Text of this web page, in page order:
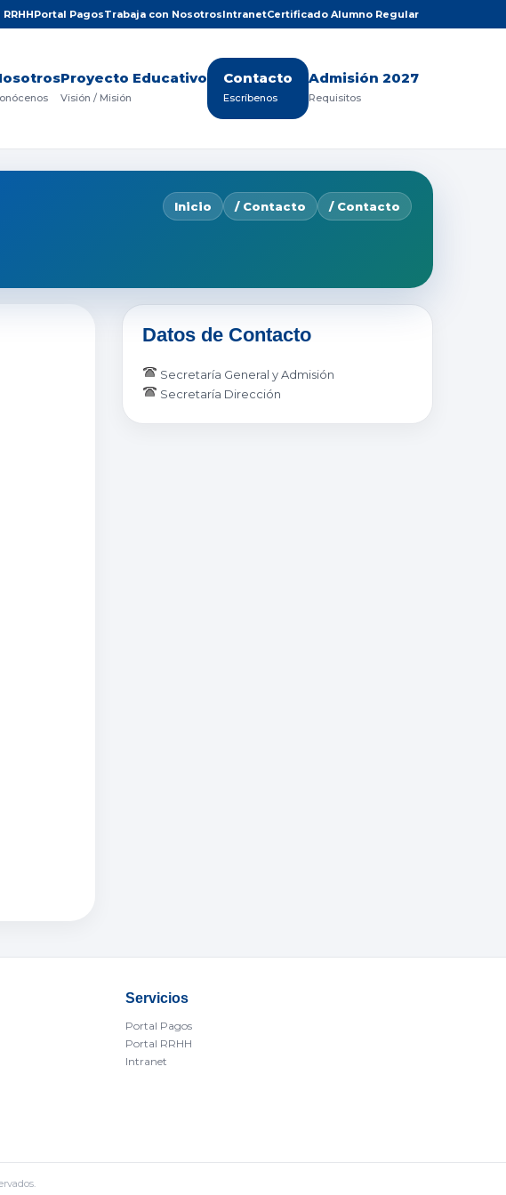
Portal PagosTrabaja con NosotrosIntranetCertificado Alumno Regular
Proyecto Educativo
Visión / Misión
Contacto
Escríbenos
Admisión 2027
Requisitos
Inicio / Contacto / Contacto
Datos de Contacto
Secretaría General y Admisión
Secretaría Dirección
Servicios
Portal Pagos
Portal RRHH
Intranet